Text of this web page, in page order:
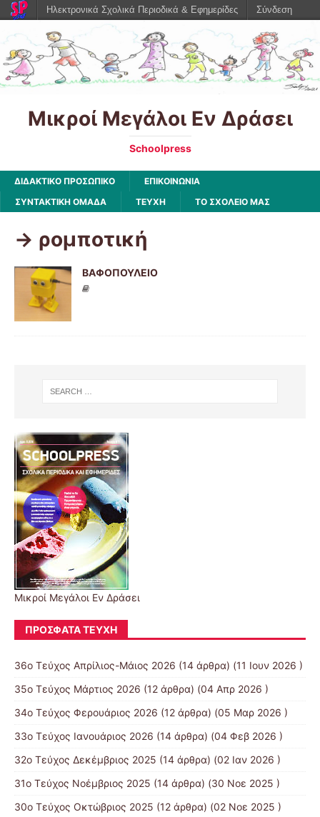
Μικροί Μεγάλοι Εν Δράσει
Schoolpress
ΔΙΔΑΚΤΙΚΟ ΠΡΟΣΩΠΙΚΟ
ΕΠΙΚΟΙΝΩΝΙΑ
ΣΥΝΤΑΚΤΙΚΗ ΟΜΑΔΑ
ΤΕΥΧΗ ΤΟ ΣΧΟΛΕΙΟ ΜΑΣ
-> ρομποτική
ΒΑΦΟΠΟΥΛΕΙΟ
Μικροί Μεγάλοι Εν Δράσει
ΠΡΌΣΦΑΤΑ ΤΕΎΧΗ
36ο Τεύχος Απρίλιος-Μάιος 2026 (14 άρθρα) (11 Ιουν 2026 )
35ο Τεύχος Μάρτιος 2026 (12 άρθρα) (04 Απρ 2026 )
34ο Τεύχος Φερουάριος 2026 (12 άρθρα) (05 Μαρ 2026 )
33ο Τεύχος Ιανουάριος 2026 (14 άρθρα) (04 Φεβ 2026 )
32ο Τεύχος Δεκέμβριος 2025 (14 άρθρα) (02 Ιαν 2026 )
31ο Τεύχος Νοέμβριος 2025 (14 άρθρα) (30 Νοε 2025 )
30ο Τεύχος Οκτώβριος 2025 (12 άρθρα) (02 Νοε 2025 )
Ηλεκτρονικά Σχολικά Περιοδικά & Εφημερίδες Σύνδεση